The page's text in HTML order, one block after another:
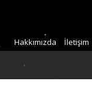
Hakkımızda İletişim